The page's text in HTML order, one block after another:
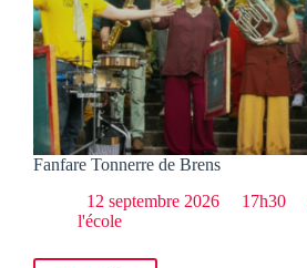
Fanfare Tonnerre de Brens
12 septembre 2026
17h30
l'école